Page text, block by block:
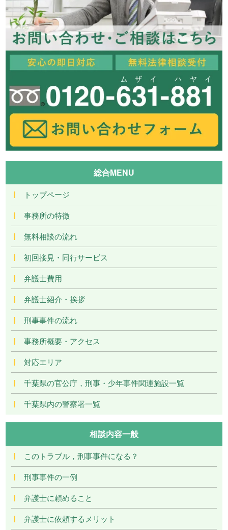
総合MENU
トップページ
事務所の特徴
無料相談の流れ
初回接見・同行サービス
弁護士費用
弁護士紹介・挨拶
刑事事件の流れ
事務所概要・アクセス
対応エリア
千葉県の官公庁，刑事・少年事件関連施設一覧
千葉県内の警察署一覧
相談内容一般
このトラブル，刑事事件になる？
刑事事件の一例
弁護士に頼めること
弁護士に依頼するメリット